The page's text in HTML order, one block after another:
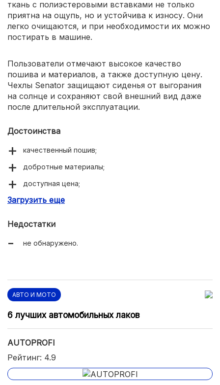
ткань с полиэстеровыми вставками не только
приятна на ощупь, но и устойчива к износу. Они
легко очищаются, и при необходимости их можно
постирать в машине.​
Пользователи отмечают высокое качество
пошива и материалов, а также доступную цену.
Чехлы Senator защищают сиденья от выгорания
на солнце и сохраняют свой внешний вид даже
после длительной эксплуатации.
Достоинства
качественный пошив;
добротные материалы;
доступная цена;
стильный внешний вид.
Загрузить еще
Недостатки
не обнаружено.
АВТО И МОТО
6 лучших автомобильных лаков
AUTOPROFI
Рейтинг: 4.9